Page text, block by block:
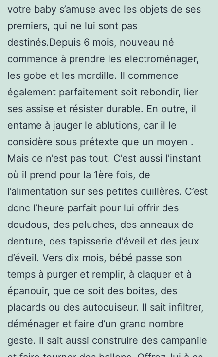
votre baby s’amuse avec les objets de ses
premiers, qui ne lui sont pas
destinés.Depuis 6 mois, nouveau né
commence à prendre les electroménager,
les gobe et les mordille. Il commence
également parfaitement soit rebondir, lier
ses assise et résister durable. En outre, il
entame à jauger le ablutions, car il le
considère sous prétexte que un moyen .
Mais ce n’est pas tout. C’est aussi l’instant
où il prend pour la 1ère fois, de
l’alimentation sur ses petites cuillères. C’est
donc l’heure parfait pour lui offrir des
doudous, des peluches, des anneaux de
denture, des tapisserie d’éveil et des jeux
d’éveil. Vers dix mois, bébé passe son
temps à purger et remplir, à claquer et à
épanouir, que ce soit des boites, des
placards ou des autocuiseur. Il sait infiltrer,
déménager et faire d’un grand nombre
geste. Il sait aussi construire des campanile